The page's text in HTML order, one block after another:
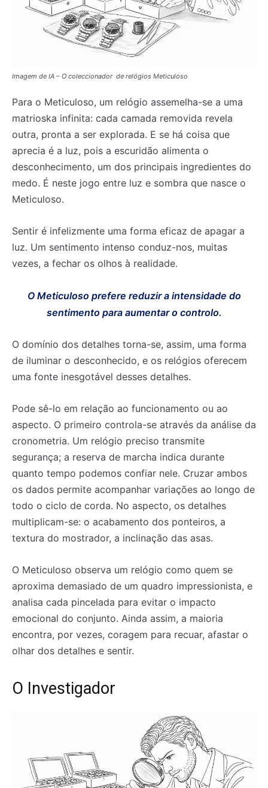
Imagem de IA – O coleccionador de relógios Meticuloso
Para o Meticuloso, um relógio assemelha-se a uma
matrioska infinita: cada camada removida revela
outra, pronta a ser explorada. E se há coisa que
aprecia é a luz, pois a escuridão alimenta o
desconhecimento, um dos principais ingredientes do
medo. É neste jogo entre luz e sombra que nasce o
Meticuloso.
Sentir é infelizmente uma forma eficaz de apagar a
luz. Um sentimento intenso conduz-nos, muitas
vezes, a fechar os olhos à realidade.
O Meticuloso prefere reduzir a intensidade do
sentimento para aumentar o controlo.
O domínio dos detalhes torna-se, assim, uma forma
de iluminar o desconhecido, e os relógios oferecem
uma fonte inesgotável desses detalhes.
Pode sê-lo em relação ao funcionamento ou ao
aspecto. O primeiro controla-se através da análise da
cronometria. Um relógio preciso transmite
segurança; a reserva de marcha indica durante
quanto tempo podemos confiar nele. Cruzar ambos
os dados permite acompanhar variações ao longo de
todo o ciclo de corda. No aspecto, os detalhes
multiplicam-se: o acabamento dos ponteiros, a
textura do mostrador, a inclinação das asas.
O Meticuloso observa um relógio como quem se
aproxima demasiado de um quadro impressionista, e
analisa cada pincelada para evitar o impacto
emocional do conjunto. Ainda assim, a maioria
encontra, por vezes, coragem para recuar, afastar o
olhar dos detalhes e sentir.
O Investigador